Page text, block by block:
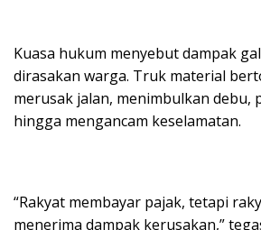
Kuasa hukum menyebut dampak
dirasakan warga. Truk material
merusak jalan, menimbulkan debu,
hingga mengancam keselamatan.
“Rakyat membayar pajak, tetapi
menerima dampak kerusakan,”